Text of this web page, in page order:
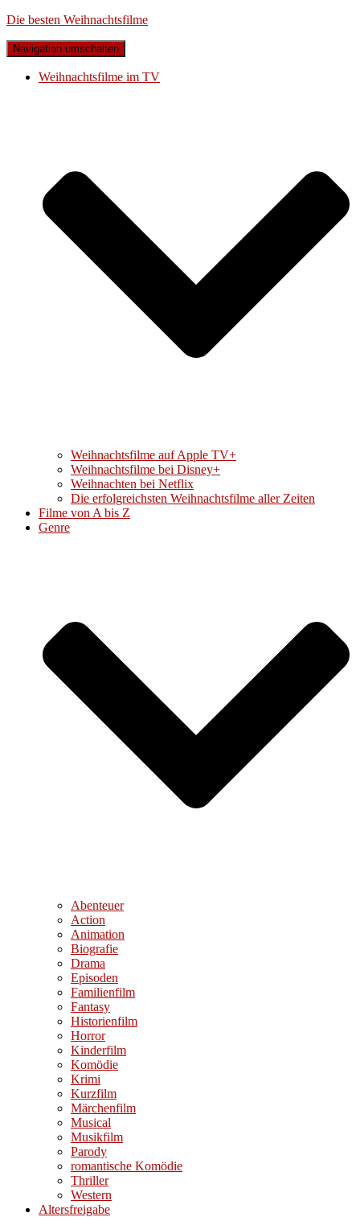
Die besten Weihnachtsfilme
Navigation umschalten
Weihnachtsfilme im TV
Weihnachtsfilme auf Apple TV+
Weihnachtsfilme bei Disney+
Weihnachten bei Netflix
Die erfolgreichsten Weihnachtsfilme aller Zeiten
Filme von A bis Z
Genre
Abenteuer
Action
Animation
Biografie
Drama
Episoden
Familienfilm
Fantasy
Historienfilm
Horror
Kinderfilm
Komödie
Krimi
Kurzfilm
Märchenfilm
Musical
Musikfilm
Parody
romantische Komödie
Thriller
Western
Altersfreigabe